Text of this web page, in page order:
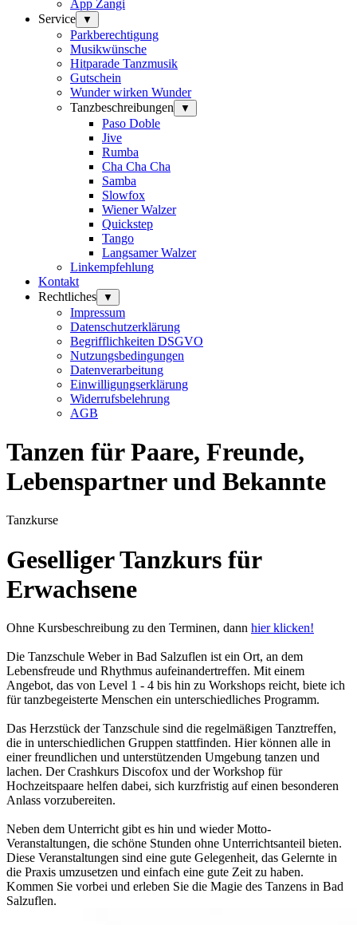
App Zangi
Service
▼
Parkberechtigung
Musikwünsche
Hitparade Tanzmusik
Gutschein
Wunder wirken Wunder
Tanzbeschreibungen
▼
Paso Doble
Jive
Rumba
Cha Cha Cha
Samba
Slowfox
Wiener Walzer
Quickstep
Tango
Langsamer Walzer
Linkempfehlung
Kontakt
Rechtliches
▼
Impressum
Datenschutzerklärung
Begrifflichkeiten DSGVO
Nutzungsbedingungen
Datenverarbeitung
Einwilligungserklärung
Widerrufsbelehrung
AGB
Tanzen für Paare, Freunde,
Lebenspartner und Bekannte
Tanzkurse
Geselliger Tanzkurs für
Erwachsene
Ohne Kursbeschreibung zu den Terminen, dann hier klicken!
Die Tanzschule Weber in Bad Salzuflen ist ein Ort, an dem
Lebensfreude und Rhythmus aufeinandertreffen. Mit einem
Angebot, das von Level 1 - 4 bis hin zu Workshops reicht, biete ich
für tanzbegeisterte Menschen ein unterschiedliches Programm.
Das Herzstück der Tanzschule sind die regelmäßigen Tanztreffen,
die in unterschiedlichen Gruppen stattfinden. Hier können alle in
einer freundlichen und unterstützenden Umgebung tanzen und
lachen. Der Crashkurs Discofox und der Workshop für
Hochzeitspaare helfen dabei, sich kurzfristig auf einen besonderen
Anlass vorzubereiten.
Neben dem Unterricht gibt es hin und wieder Motto-
Veranstaltungen, die schöne Stunden ohne Unterrichtsanteil bieten.
Diese Veranstaltungen sind eine gute Gelegenheit, das Gelernte in
die Praxis umzusetzen und einfach eine gute Zeit zu haben.
Kommen Sie vorbei und erleben Sie die Magie des Tanzens in Bad
Salzuflen.